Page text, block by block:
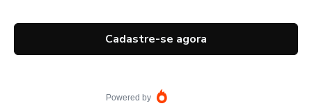
Cadastre-se agora
Powered by